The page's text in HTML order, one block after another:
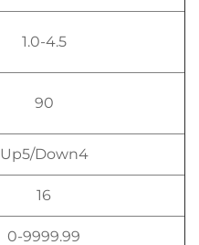
1.0-4.5
90
Up5/Down4
16
0-9999.99